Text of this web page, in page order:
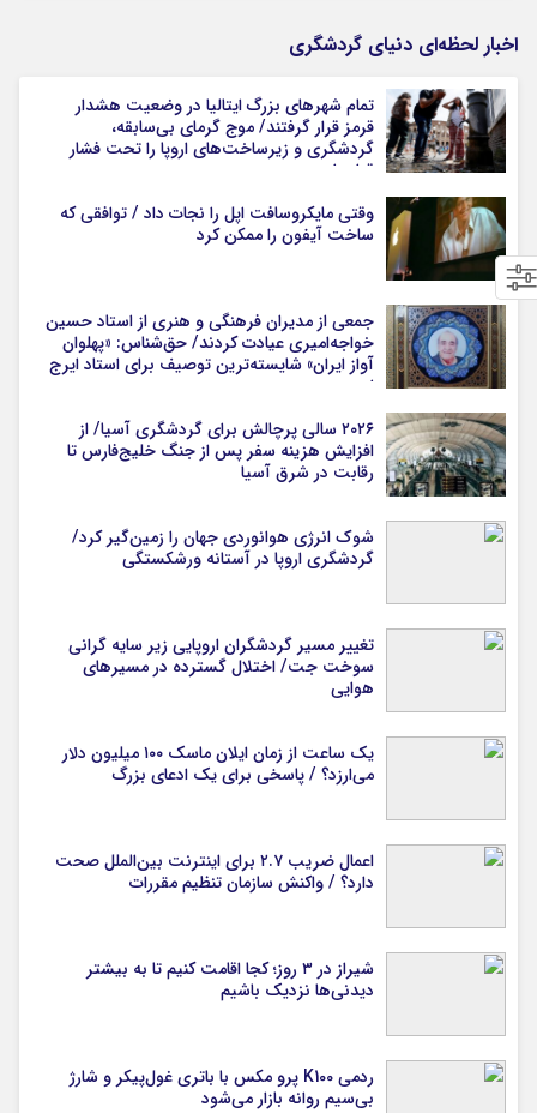
اخبار لحظه‌ای دنیای گردشگری
تمام شهرهای بزرگ ایتالیا در وضعیت هشدار
قرمز قرار گرفتند/ موج گرمای بی‌سابقه،
گردشگری و زیرساخت‌های اروپا را تحت فشار
قرار داد
وقتی مایکروسافت اپل را نجات داد / توافقی که
ساخت آیفون را ممکن کرد
جمعی از مدیران فرهنگی و هنری از استاد حسین
خواجه‌امیری عیادت کردند/ حق‌شناس: «پهلوان
آواز ایران» شایسته‌ترین توصیف برای استاد ایرج
است
۲۰۲۶ سالی پرچالش برای گردشگری آسیا/ از
افزایش هزینه سفر پس از جنگ خلیج‌فارس تا
رقابت در شرق آسیا
شوک انرژی هوانوردی جهان را زمین‌گیر کرد/
گردشگری اروپا در آستانه ورشکستگی
تغییر مسیر گردشگران اروپایی زیر سایه گرانی
سوخت جت/ اختلال گسترده در مسیرهای
هوایی
یک ساعت از زمان ایلان ماسک ۱۰۰ میلیون دلار
می‌ارزد؟ / پاسخی برای یک ادعای بزرگ
اعمال ضریب ۲.۷ برای اینترنت بین‌الملل صحت
دارد؟ / واکنش سازمان تنظیم مقررات
شیراز در ۳ روز؛ کجا اقامت کنیم تا به بیشتر
دیدنی‌ها نزدیک باشیم
ردمی K100 پرو مکس با باتری غول‌پیکر و شارژ
بی‌سیم روانه بازار می‌شود